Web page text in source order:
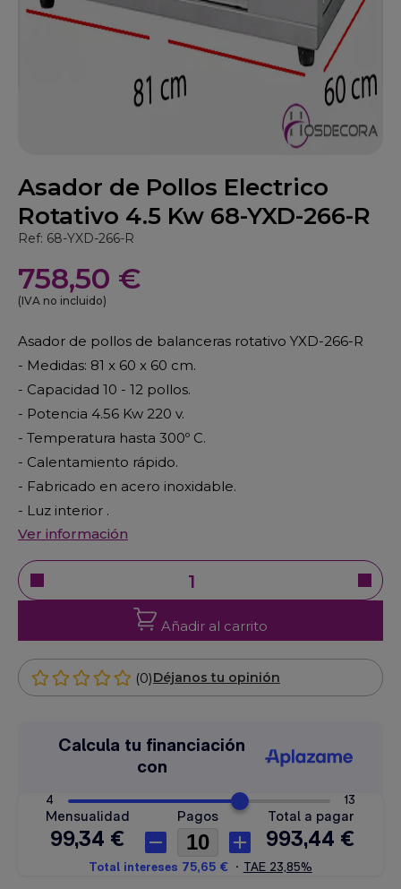
Asador de Pollos Electrico
Rotativo 4.5 Kw 68-YXD-266-R
Ref: 68-YXD-266-R
758,50 €
(IVA no incluido)
Asador de pollos de balanceras rotativo YXD-266-R
- Medidas: 81 x 60 x 60 cm.
- Capacidad 10 - 12 pollos.
- Potencia 4.56 Kw 220 v.
- Temperatura hasta 300º C.
- Calentamiento rápido.
- Fabricado en acero inoxidable.
- Luz interior .
Ver información
Añadir al carrito
(0)Déjanos tu opinión